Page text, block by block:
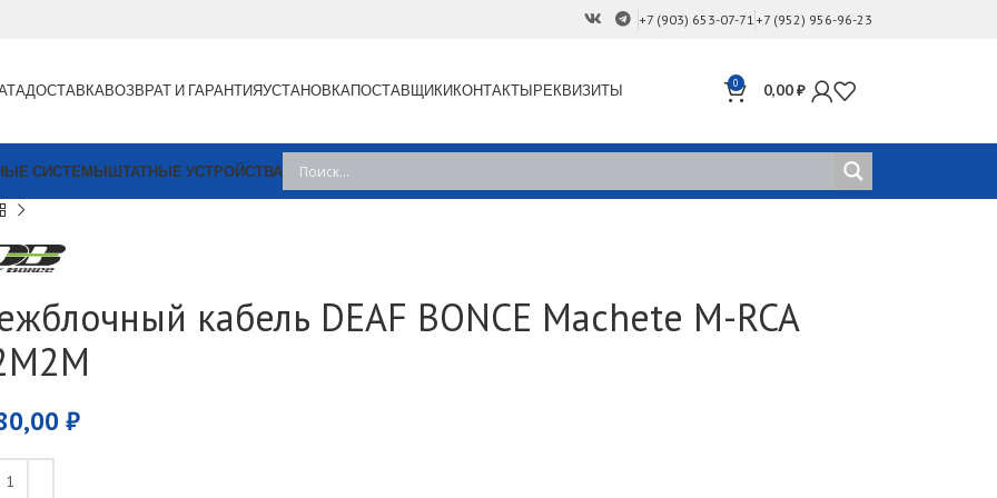
+7 (903) 653-07-71 +7 (952) 956-96-23
ДОСТАВКАВОЗВРАТ И ГАРАНТИЯУСТАНОВКАПОСТАВЩИКИКОНТАКТЫРЕКВИЗИТЫ 0 0,00₽
СИСТЕМЫШТАТНЫЕ УСТРОЙСТВА
кабель DEAF BONCE Machete M-RCA
₽